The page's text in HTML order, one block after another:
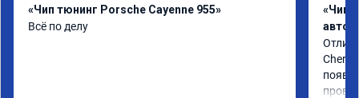
«Чип тюнинг Porsche Cayenne 955»
Всё по делу
«Чип
Chery